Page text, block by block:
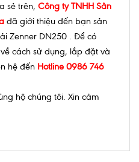
sẻ trên, Công ty TNHH Sản
đã giới thiệu đến bạn sản
Zenner DN250 . Để có
cách sử dụng, lắp đặt và
hệ đến Hotline 0986 746
hộ chúng tôi. Xin cảm